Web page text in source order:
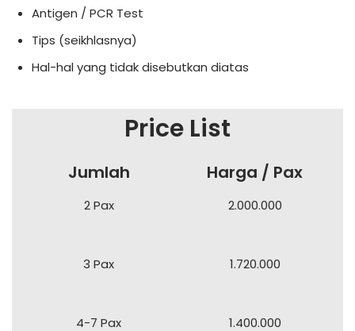
Antigen / PCR Test
Tips (seikhlasnya)
Hal-hal yang tidak disebutkan diatas
Price List
Jumlah
2 Pax
3 Pax
4-7 Pax
Harga / Pax
2.000.000
1.720.000
1.400.000